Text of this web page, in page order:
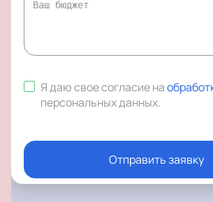
Я даю свое согласие на
персональных данных.
Отправить заявку